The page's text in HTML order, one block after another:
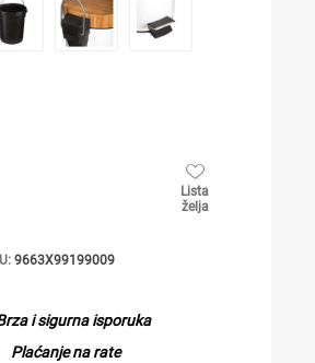
Lista
želja
9663X99199009
i sigurna isporuka
Plaćanje na rate